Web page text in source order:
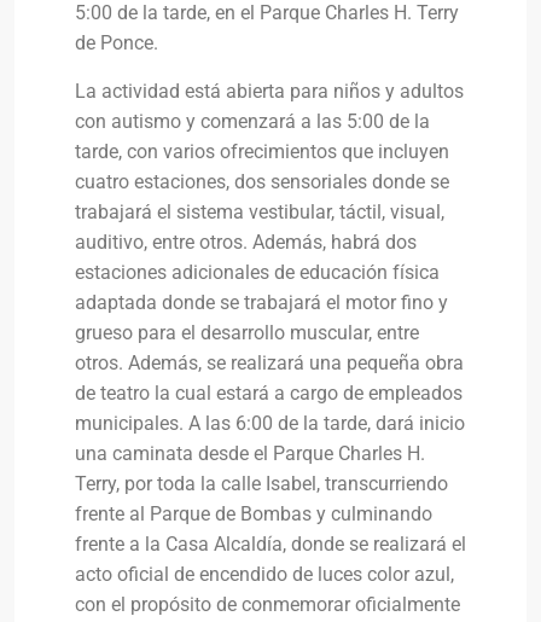
5:00 de la tarde, en el Parque Charles H. Terry
de Ponce.
La actividad está abierta para niños y adultos
con autismo y comenzará a las 5:00 de la
tarde, con varios ofrecimientos que incluyen
cuatro estaciones, dos sensoriales donde se
trabajará el sistema vestibular, táctil, visual,
auditivo, entre otros. Además, habrá dos
estaciones adicionales de educación física
adaptada donde se trabajará el motor fino y
grueso para el desarrollo muscular, entre
otros. Además, se realizará una pequeña obra
de teatro la cual estará a cargo de empleados
municipales. A las 6:00 de la tarde, dará inicio
una caminata desde el Parque Charles H.
Terry, por toda la calle Isabel, transcurriendo
frente al Parque de Bombas y culminando
frente a la Casa Alcaldía, donde se realizará el
acto oficial de encendido de luces color azul,
con el propósito de conmemorar oficialmente